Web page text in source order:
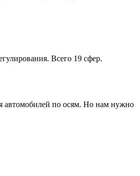
Всего 19 сфер.
автомобилей по осям. Но нам нужно